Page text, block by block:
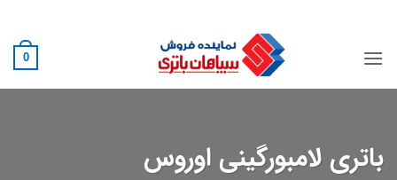
content
0
باتری لامبورگینی اوروس